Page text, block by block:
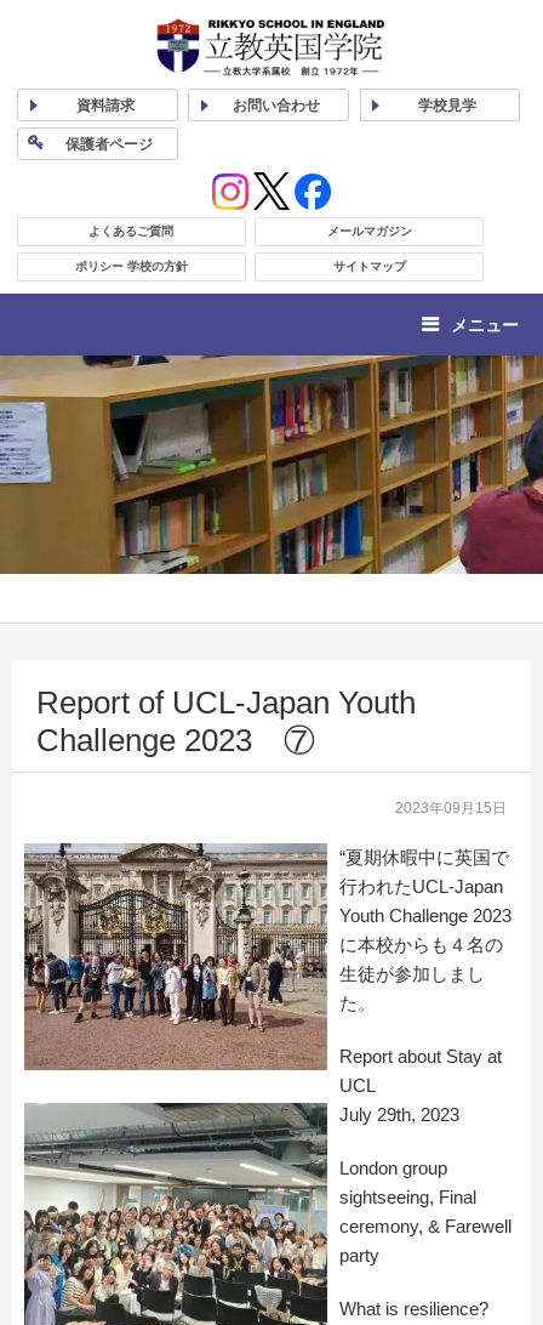
資料請求 お問い合わせ 学校見学
保護者ページ
よくあるご質問 メールマガジン
ポリシー 学校の方針 サイトマップ
メニュー
Report of UCL-Japan Youth
Challenge 2023 ⑦
2023年09月15日
“夏期休暇中に英国で
行われたUCL-Japan
Youth Challenge 2023
に本校からも４名の
生徒が参加しまし
た。
Report about Stay at
UCL
July 29th, 2023
London group
sightseeing, Final
ceremony, & Farewell
party
What is resilience?